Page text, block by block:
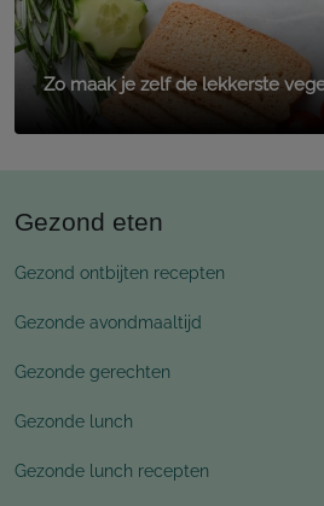
Zo maak je zelf de lekkerste
Gezond eten
Gezond ontbijten recepten
Gezonde avondmaaltijd
Gezonde gerechten
Gezonde lunch
Gezonde lunch recepten